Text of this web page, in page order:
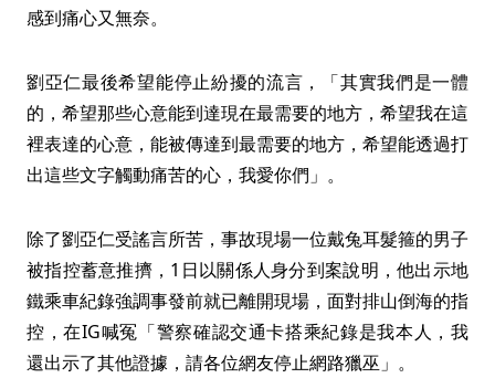
感到痛心又無奈。
劉亞仁最後希望能停止紛擾的流言，「其實我們是一體
的，希望那些心意能到達現在最需要的地方，希望我在這
裡表達的心意，能被傳達到最需要的地方，希望能透過打
出這些文字觸動痛苦的心，我愛你們」。
除了劉亞仁受謠言所苦，事故現場一位戴兔耳髮箍的男子
被指控蓄意推擠，1日以關係人身分到案說明，他出示地
鐵乘車紀錄強調事發前就已離開現場，面對排山倒海的指
控，在IG喊冤「警察確認交通卡搭乘紀錄是我本人，我
還出示了其他證據，請各位網友停止網路獵巫」。